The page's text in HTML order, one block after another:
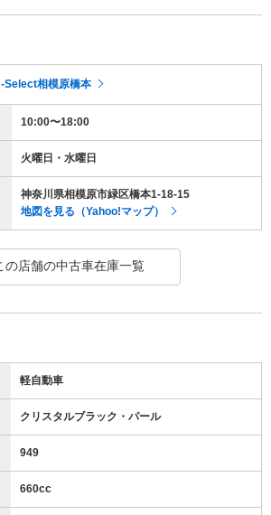
Select相模原橋本
10:00〜18:00
火曜日・水曜日
神奈川県相模原市緑区橋本1-18-15
地図を見る（Yahoo!マップ）
の店舗の中古車在庫一覧
軽自動車
クリスタルブラック・パール
949
660cc